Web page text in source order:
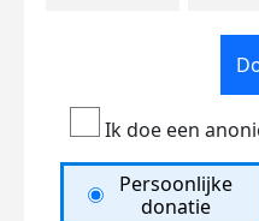
Ik doe een
Persoonlijke
donatie